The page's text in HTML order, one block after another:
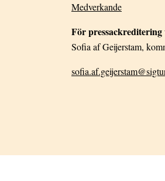
Medverkande
För
Sofia af Geijerstam,